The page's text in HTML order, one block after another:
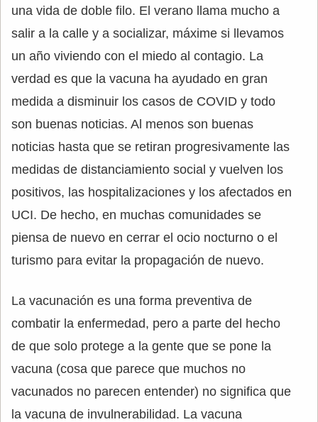
una vida de doble filo. El verano llama mucho a
salir a la calle y a socializar, máxime si llevamos
un año viviendo con el miedo al contagio. La
verdad es que la vacuna ha ayudado en gran
medida a disminuir los casos de COVID y todo
son buenas noticias. Al menos son buenas
noticias hasta que se retiran progresivamente las
medidas de distanciamiento social y vuelven los
positivos, las hospitalizaciones y los afectados en
UCI. De hecho, en muchas comunidades se
piensa de nuevo en cerrar el ocio nocturno o el
turismo para evitar la propagación de nuevo.
La vacunación es una forma preventiva de
combatir la enfermedad, pero a parte del hecho
de que solo protege a la gente que se pone la
vacuna (cosa que parece que muchos no
vacunados no parecen entender) no significa que
la vacuna de invulnerabilidad. La vacuna